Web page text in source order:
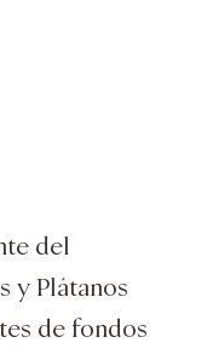
del
y Plátanos
de fondos